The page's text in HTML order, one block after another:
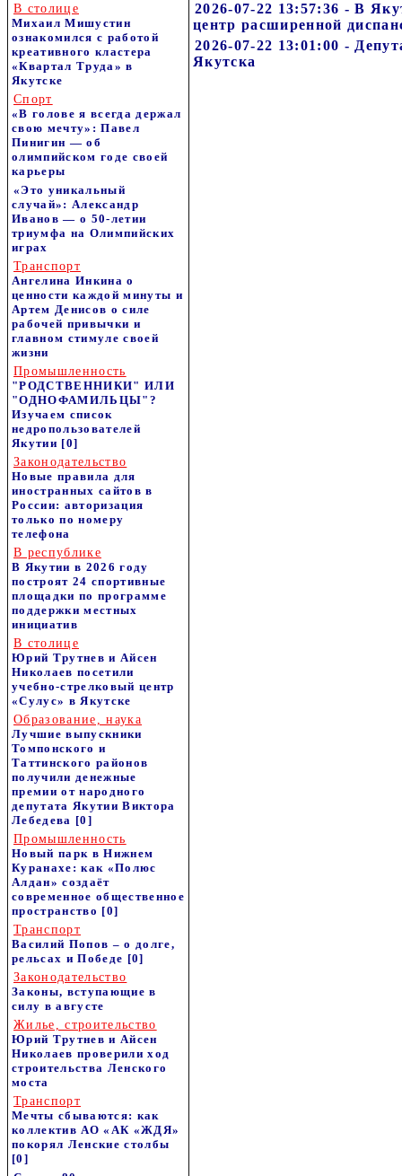
В столице
Михаил Мишустин
ознакомился с работой
креативного кластера
«Квартал Труда» в
Якутске
Спорт
«В голове я всегда держал
свою мечту»: Павел
Пинигин — об
олимпийском годе своей
карьеры
«Это уникальный
случай»: Александр
Иванов — о 50-летии
триумфа на Олимпийских
играх
Транспорт
Ангелина Инкина о
ценности каждой минуты и
Артем Денисов о силе
рабочей привычки и
главном стимуле своей
жизни
Промышленность
"РОДСТВЕННИКИ" ИЛИ
"ОДНОФАМИЛЬЦЫ"?
Изучаем список
недропользователей
Якутии [0]
Законодательство
Новые правила для
иностранных сайтов в
России: авторизация
только по номеру
телефона
В республике
В Якутии в 2026 году
построят 24 спортивные
площадки по программе
поддержки местных
инициатив
В столице
Юрий Трутнев и Айсен
Николаев посетили
учебно-стрелковый центр
«Сулус» в Якутске
Образование, наука
Лучшие выпускники
Томпонского и
Таттинского районов
получили денежные
премии от народного
депутата Якутии Виктора
Лебедева [0]
Промышленность
Новый парк в Нижнем
Куранахе: как «Полюс
Алдан» создаёт
современное общественное
пространство [0]
Транспорт
Василий Попов – о долге,
рельсах и Победе [0]
Законодательство
Законы, вступающие в
силу в августе
Жилье, строительство
Юрий Трутнев и Айсен
Николаев проверили ход
строительства Ленского
моста
Транспорт
Мечты сбываются: как
коллектив АО «АК «ЖДЯ»
покорял Ленские столбы
[0]
2026-07-22 13:57:36 - В
центр расширенной
2026-07-22 13:01:00 -
Якутска